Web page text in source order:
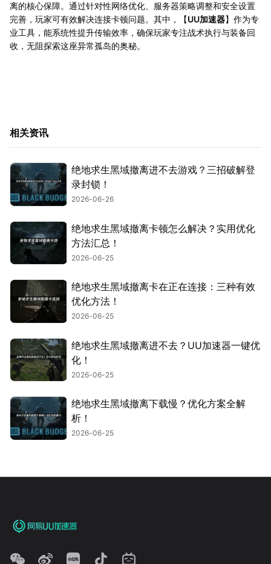
离的核心保障。通过针对性网络优化、服务器策略调整和安全设置
完善，玩家可有效解决连接卡顿问题。其中，【UU加速器】作为专
业工具，能系统性提升传输效率，确保玩家专注战术执行与装备回
收，无阻探索这座异常孤岛的奥秘。
相关资讯
绝地求生黑域撤离进不去游戏？三招破解登
录封锁！
2026-06-26
绝地求生黑域撤离卡顿怎么解决？实用优化
方法汇总！
2026-06-25
绝地求生黑域撤离卡在正在连接：三种有效
优化方法！
2026-06-25
绝地求生黑域撤离进不去？UU加速器一键优
化！
2026-06-25
绝地求生黑域撤离下载慢？优化方案全解
析！
2026-06-25